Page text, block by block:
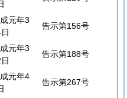
元年3
告示第156号
元年3
告示第188号
元年4
告示第267号